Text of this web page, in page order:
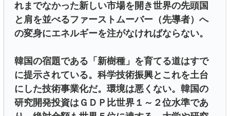
れまでなかった新しい市場を開き世界の先頭国
と肩を並べるファーストムーバー（先導者）へ
の変身にエネルギーを注がなければならない。
韓国の宿題である「新樹種」を育てる道はすで
に提示されている。科学技術振興とこれを土台
にした技術事業化だ。環境は悪くない。韓国の
研究開発投資はＧＤＰ比世界１～２位水準であ